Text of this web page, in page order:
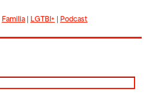
Familia| LGTBI+ | Podcast